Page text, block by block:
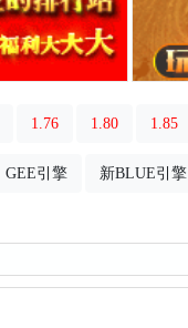
1.76 1.80 1.85
GEE引擎 新BLUE引擎